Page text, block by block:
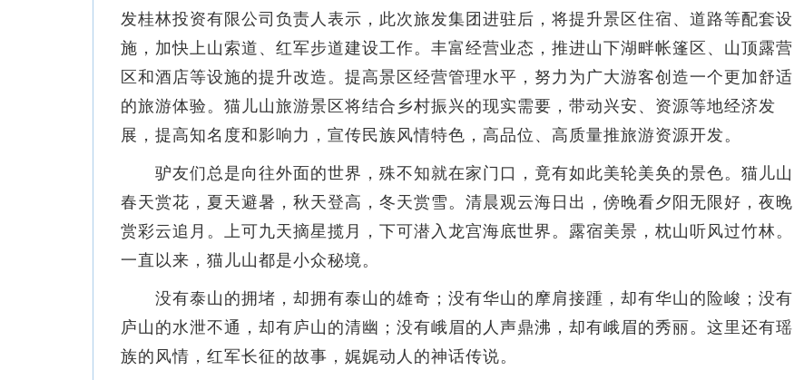
发桂林投资有限公司负责人表示，此次旅发集团进驻后，将提升景区住宿、道路等配套设
施，加快上山索道、红军步道建设工作。丰富经营业态，推进山下湖畔帐篷区、山顶露营
区和酒店等设施的提升改造。提高景区经营管理水平，努力为广大游客创造一个更加舒适
的旅游体验。猫儿山旅游景区将结合乡村振兴的现实需要，带动兴安、资源等地经济发
展，提高知名度和影响力，宣传民族风情特色，高品位、高质量推旅游资源开发。
驴友们总是向往外面的世界，殊不知就在家门口，竟有如此美轮美奂的景色。猫儿山
春天赏花，夏天避暑，秋天登高，冬天赏雪。清晨观云海日出，傍晚看夕阳无限好，夜晚
赏彩云追月。上可九天摘星揽月，下可潜入龙宫海底世界。露宿美景，枕山听风过竹林。
一直以来，猫儿山都是小众秘境。
没有泰山的拥堵，却拥有泰山的雄奇；没有华山的摩肩接踵，却有华山的险峻；没有
庐山的水泄不通，却有庐山的清幽；没有峨眉的人声鼎沸，却有峨眉的秀丽。这里还有瑶
族的风情，红军长征的故事，娓娓动人的神话传说。